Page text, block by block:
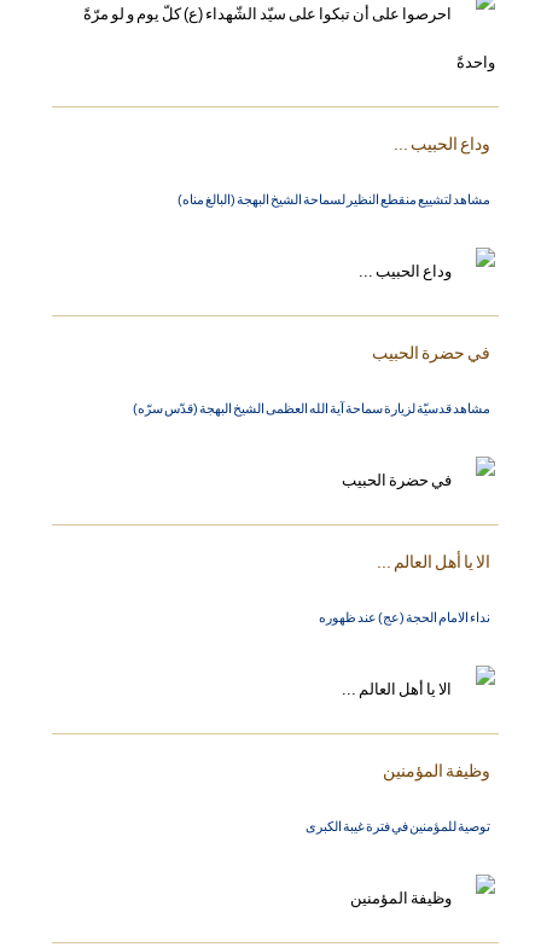
وداع الحبيب ...
مشاهد لتشييع منقطع النظير لسماحة الشيخ البهجة (البالغ مناه)
في حضرة الحبيب
مشاهد قدسيّة لزيارة سماحة آية الله العظمى الشيخ البهجة (قدّس سرّه)
الا يا أهل العالم ...
نداء الامام الحجة (عج) عند ظهوره
وظيفة المؤمنين
توصية للمؤمنين في فترة غيبة الكبرى